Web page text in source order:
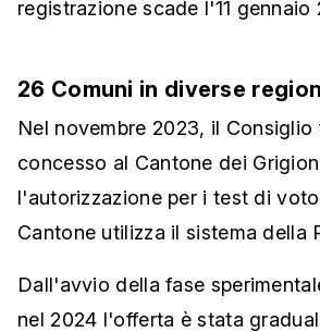
registrazione scade l'11 gennaio
26 Comuni in diverse
Nel novembre 2023, il Consiglio
concesso al Cantone dei
l'autorizzazione per i test di
Cantone utilizza il sistema della
Dall'avvio della fase
nel 2024 l'offerta è stata